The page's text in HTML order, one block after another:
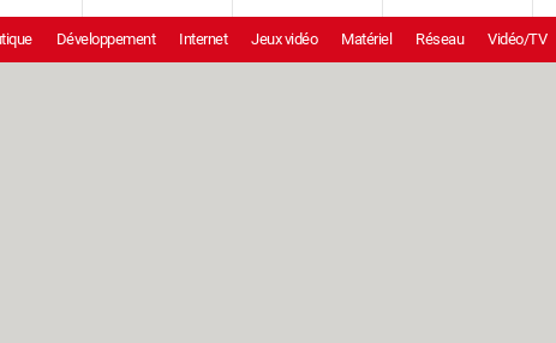
Développement Internet Jeux vidéo Matériel Réseau Vidéo/TV